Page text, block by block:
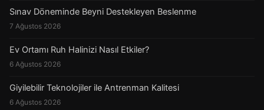
Sınav Döneminde Beyni Destekleyen Beslenme
7 Ağustos 2026
Ev Ortamı Ruh Halinizi Nasıl Etkiler?
6 Ağustos 2026
Giyilebilir Teknolojiler ile Antrenman Kalitesi
6 Ağustos 2026